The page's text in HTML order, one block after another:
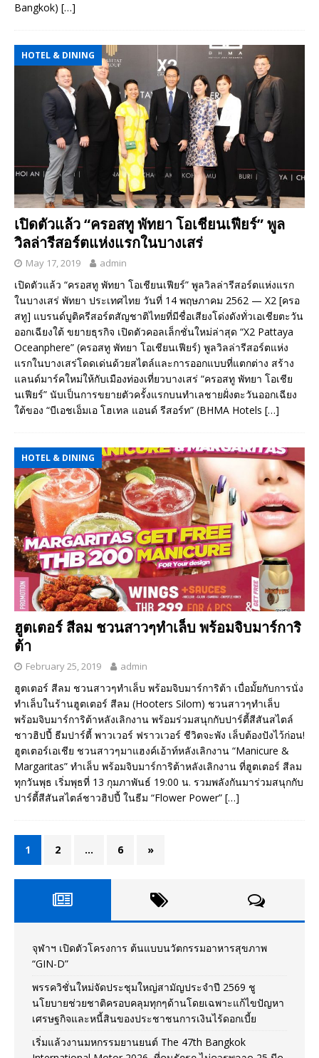
Bangkok) […]
HOTEL & DINING
เปิดตัวแล้ว “ครอสทู พัทยา โอเชียนเฟียร์” พูล
วิลล่ารีสอร์ตแห่งแรกในบางเสร่
May 17, 2019 admin
เปิดตัวแล้ว “ครอสทู พัทยา โอเชียนเฟียร์” พูลวิลล่ารีสอร์ตแห่งแรก
ในบางเสร่ พัทยา ประเทศไทย วันที่ 14 พฤษภาคม 2562 — X2 [ครอ
สทู] แบรนด์บูติครีสอร์ตสัญชาติไทยที่มีชื่อเสียงโด่งดังทั่วเอเชียตะวัน
ออกเฉียงใต้ ขยายธุรกิจ เปิดตัวคอลเล็กชั่นใหม่ล่าสุด “X2 Pattaya
Oceanphere” (ครอสทู พัทยา โอเชียนเฟียร์) พูลวิลล่ารีสอร์ตแห่ง
แรกในบางเสร่โดดเด่นด้วยสไตล์และการออกแบบที่แตกต่าง สร้าง
แลนด์มาร์คใหม่ให้กับเมืองท่องเที่ยวบางเสร่ “ครอสทู พัทยา โอเชีย
นเฟียร์” นับเป็นการขยายตัวครั้งแรกบนทำเลชายฝั่งตะวันออกเฉียง
ใต้ของ “บีเอชเอ็มเอ โฮเทล แอนด์ รีสอร์ท” (BHMA Hotels […]
HOTEL & DINING
ฮูตเตอร์ สีลม ชวนสาวๆทำเล็บ พร้อมจิบมาร์การิ
ต้า
February 25, 2019 admin
ฮูตเตอร์ สีลม ชวนสาวๆทำเล็บ พร้อมจิบมาร์การิต้า เบื่อมั้ยกับการนั่ง
ทำเล็บในร้านฮูตเตอร์ สีลม (Hooters Silom) ชวนสาวๆทำเล็บ
พร้อมจิบมาร์การิต้าหลังเลิกงาน พร้อมร่วมสนุกกับปาร์ตี้สีสันสไตล์
ชาวฮิปปี้ ธีมปาร์ตี้ พาวเวอร์ ฟราวเวอร์ ชีวิตจะพัง เล็บต้องปังไว้ก่อน!
ฮูตเตอร์เอเชีย ชวนสาวๆมาแฮงค์เอ้าท์หลังเลิกงาน “Manicure &
Margaritas” ทำเล็บ พร้อมจิบมาร์การิต้าหลังเลิกงาน ที่ฮูตเตอร์ สีลม
ทุกวันพุธ เริ่มพุธที่ 13 กุมภาพันธ์ 19:00 น. รวมพลังกันมาร่วมสนุกกับ
ปาร์ตี้สีสันสไตล์ชาวฮิปปี้ ในธีม “Flower Power” […]
1 2 … 6 »
จุฬาฯ เปิดตัวโครงการ ต้นแบบนวัตกรรมอาหารสุขภาพ
“GIN-D”
พรรควิชั่นใหม่จัดประชุมใหญ่สามัญประจำปี 2569 ชู
นโยบายช่วยชาติครอบคลุมทุกๆด้านโดยเฉพาะแก้ไขปัญหา
เศรษฐกิจและหนี้สินของประชาชนการเงินไร้ดอกเบี้ย
เริ่มแล้วงานมหกรรมยานยนต์ The 47th Bangkok